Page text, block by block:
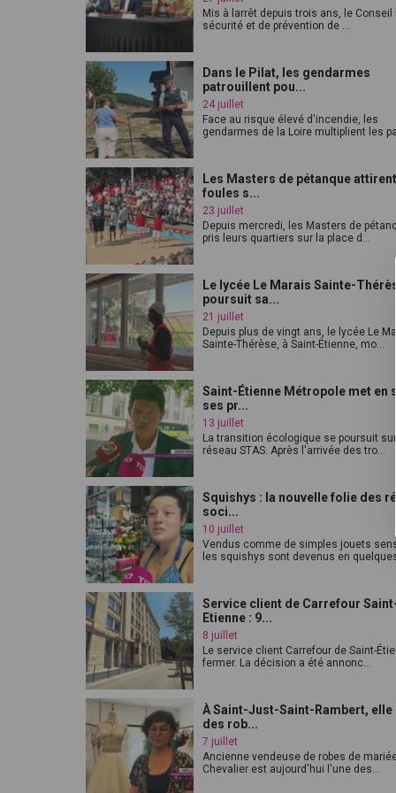
Mis à larrêt depuis trois ans, le Conseil
sécurité et de prévention de ...
Dans le Pilat, les gendarmes
patrouillent pou...
24 juillet
Face au risque élevé d'incendie, les
gendarmes de la Loire multiplient les
Les Masters de pétanque
foules s...
23 juillet
Depuis mercredi, les Masters de
pris leurs quartiers sur la place d...
Le lycée Le Marais Sainte-
poursuit sa...
21 juillet
Depuis plus de vingt ans, le lycée Le
Sainte-Thérèse, à Saint-Étienne, mo...
Saint-Étienne Métropole met en
ses pr...
13 juillet
La transition écologique se poursuit sur
réseau STAS. Après l'arrivée des tro...
Squishys : la nouvelle folie des
soci...
10 juillet
Vendus comme de simples jouets
les squishys sont devenus en
Service client de Carrefour
Etienne : 9...
8 juillet
Le service client Carrefour de Saint-
fermer. La décision a été annonc...
À Saint-Just-Saint-Rambert, elle
des rob...
7 juillet
Ancienne vendeuse de robes de
Chevalier est aujourd'hui l'une des...